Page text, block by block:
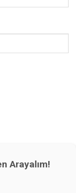
Arayalım!